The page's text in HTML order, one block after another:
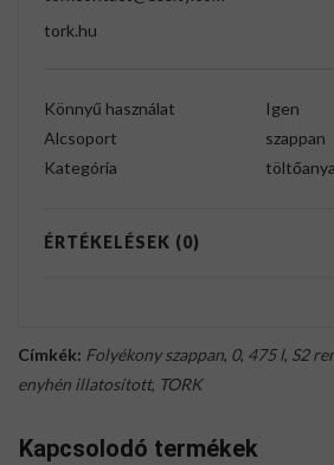
tork.hu
Könnyű használat
Igen
Alcsoport
szappan
Kategória
ÉRTÉKELÉSEK (0)
Címkék: Folyékony szappan, 0, 475 l, S2
enyhén illatosított, TORK
Kapcsolodó termékek